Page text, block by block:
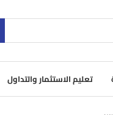
تعليم الاستثمار والتداول